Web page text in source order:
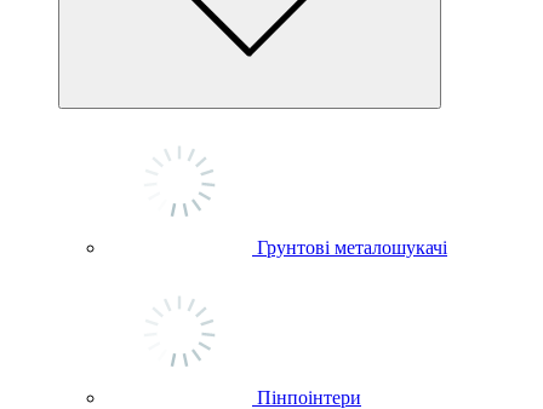
Грунтові металошукачі
Пінпоінтери